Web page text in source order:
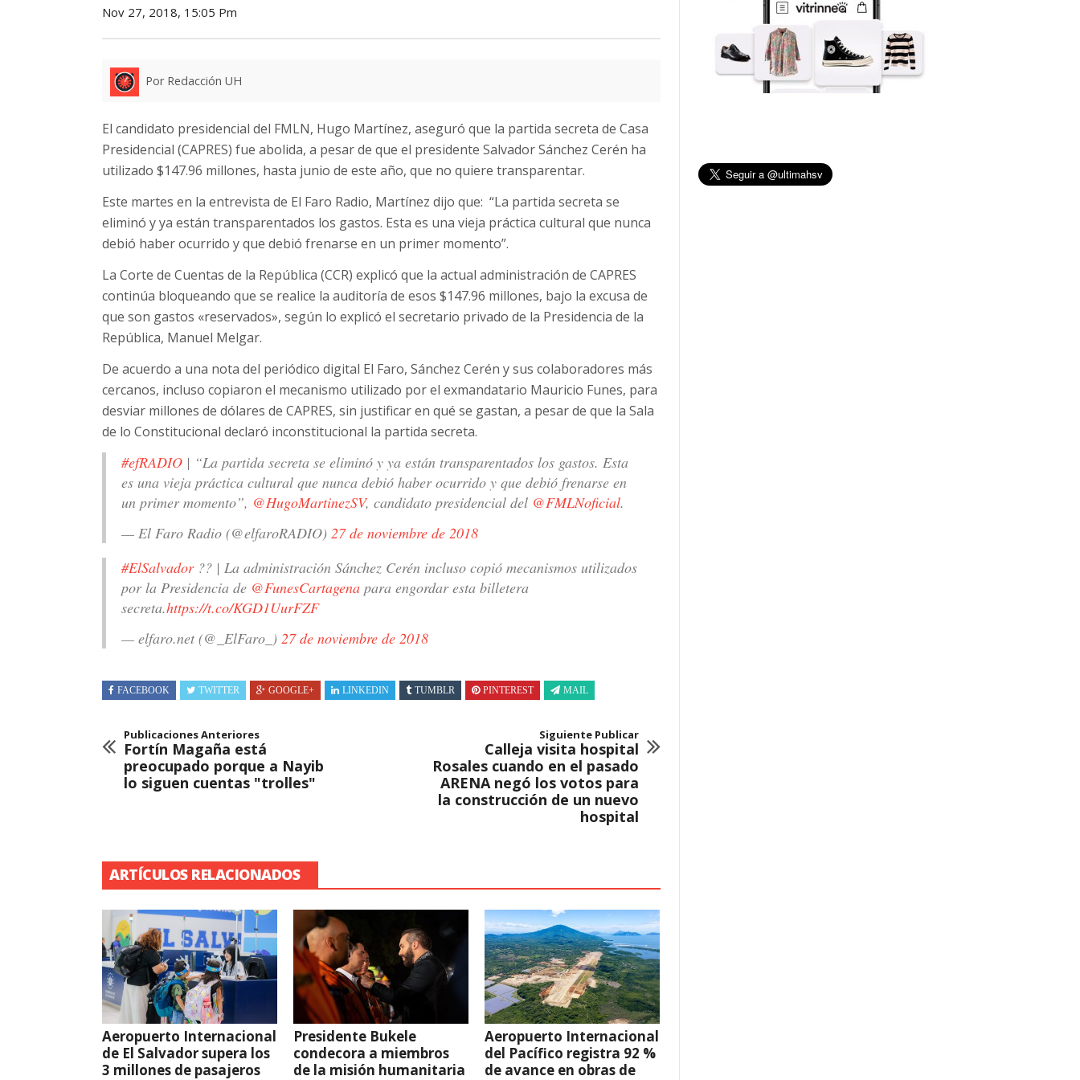
Nov 27, 2018, 15:05 Pm
Por Redacción UH
El candidato presidencial del FMLN, Hugo Martínez, aseguró que la partida secreta de Casa
Presidencial (CAPRES) fue abolida, a pesar de que el presidente Salvador Sánchez Cerén ha
utilizado $147.96 millones, hasta junio de este año, que no quiere transparentar.
Este martes en la entrevista de El Faro Radio, Martínez dijo que: “La partida secreta se
eliminó y ya están transparentados los gastos. Esta es una vieja práctica cultural que nunca
debió haber ocurrido y que debió frenarse en un primer momento”.
La Corte de Cuentas de la República (CCR) explicó que la actual administración de CAPRES
continúa bloqueando que se realice la auditoría de esos $147.96 millones, bajo la excusa de
que son gastos «reservados», según lo explicó el secretario privado de la Presidencia de la
República, Manuel Melgar.
De acuerdo a una nota del periódico digital El Faro, Sánchez Cerén y sus colaboradores más
cercanos, incluso copiaron el mecanismo utilizado por el exmandatario Mauricio Funes, para
desviar millones de dólares de CAPRES, sin justificar en qué se gastan, a pesar de que la Sala
de lo Constitucional declaró inconstitucional la partida secreta.
#efRADIO | “La partida secreta se eliminó y ya están transparentados los gastos. Esta
es una vieja práctica cultural que nunca debió haber ocurrido y que debió frenarse en
un primer momento”, @HugoMartinezSV, candidato presidencial del @FMLNoficial.
— El Faro Radio (@elfaroRADIO) 27 de noviembre de 2018
#ElSalvador?? | La administración Sánchez Cerén incluso copió mecanismos utilizados
por la Presidencia de @FunesCartagena para engordar esta billetera
secreta.https://t.co/KGD1UurFZF
— elfaro.net (@_ElFaro_) 27 de noviembre de 2018
FACEBOOK TWITTER GOOGLE+ LINKEDIN TUMBLR PINTEREST MAIL
Publicaciones Anteriores
Fortín Magaña está
preocupado porque a Nayib
lo siguen cuentas "trolles"
Siguiente Publicar
Calleja visita hospital
Rosales cuando en el pasado
ARENA negó los votos para
la construcción de un nuevo
hospital
ARTÍCULOS RELACIONADOS
Aeropuerto Internacional
de El Salvador supera los
3 millones de pasajeros
Presidente Bukele
condecora a miembros
de la misión humanitaria
Aeropuerto Internacional
del Pacífico registra 92 %
de avance en obras de